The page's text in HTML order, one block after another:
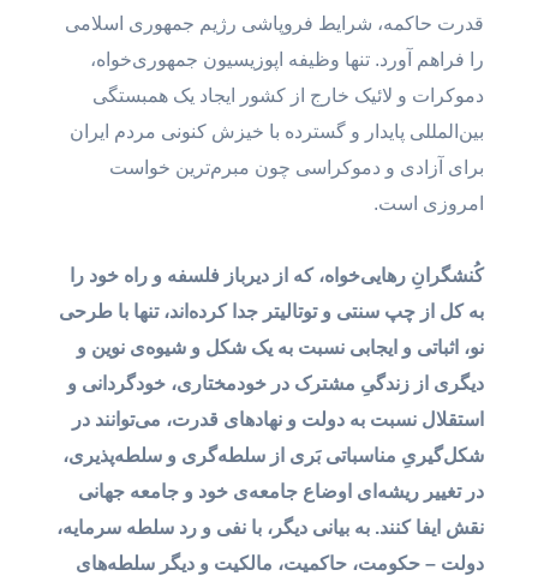
قدرت حاکمه، شرایط فروپاشی رژیم جمهوری اسلامی
را فراهم آورد. تنها وظیفه اپوزیسیون جمهوری‌خواه،
دموکرات و لائیک خارج از کشور ایجاد یک همبستگی
بین‌المللی پایدار و گسترده با خیزش کنونی مردم ایران
برای آزادی و دموکراسی چون مبرم‌ترین خواست
امروزی است.
کُنشگرانِ رهایی‌خواه، که از دیرباز فلسفه و راه خود را
به کل از چپ سنتی و توتالیتر جدا کرده‌اند، تنها با طرحی
نو، اثباتی و ایجابی نسبت به یک شکل و شیوه‌ی نوین و
دیگری از زندگیِ مشترک در خودمختاری، خودگردانی و
استقلال نسبت به دولت‌ و نهادهای قدرت، می‌توانند در
شکل‌گیریِ مناسباتی بَری از سلطه‌گری و سلطه‌پذیری،
در تغییر ریشه‌ای اوضاع جامعه‌ی خود و جامعه جهانی
نقش ایفا کنند. به بیانی دیگر، با نفی و رد سلطه سرمایه،
دولت‌ – ‌حکومت، ‌حاکمیت، مالکیت و دیگر سلطه‌های